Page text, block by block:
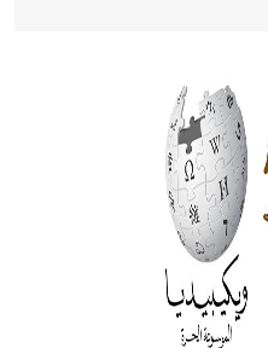
في جروح الرأس. ويعود
والفلسفة.
يتكون في البحر ويتركب
أحمر أو شديد الحمرة وهو
ويسمى الش